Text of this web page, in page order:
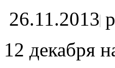
26.11.2013
12 декабря